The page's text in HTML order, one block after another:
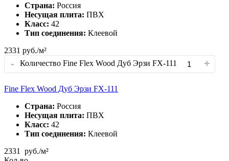
Страна: Россия
Несущая плита: ПВХ
Класс: 42
Тип соединения: Клеевой
2331 руб./м²
- Количество Fine Flex Wood Дуб Эрзи FX-111 +
Fine Flex Wood Дуб Эрзи FX-111
Страна: Россия
Несущая плита: ПВХ
Класс: 42
Тип соединения: Клеевой
2331
руб./м²